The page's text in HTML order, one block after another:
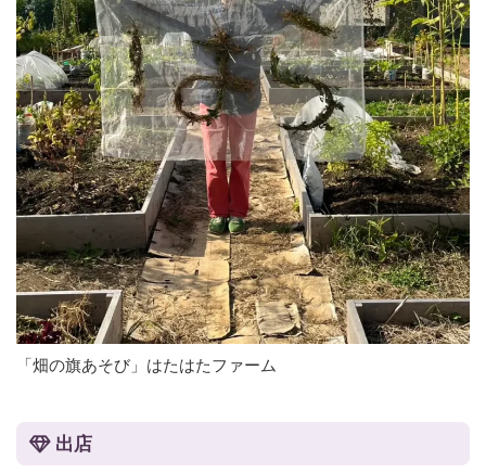
「畑の旗あそび」はたはたファーム
出店